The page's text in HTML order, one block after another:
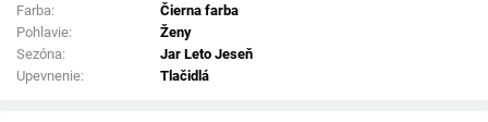
Farba:
Čierna farba
Pohlavie:
Ženy
Sezóna:
Jar Leto Jeseň
Upevnenie:
Tlačidlá